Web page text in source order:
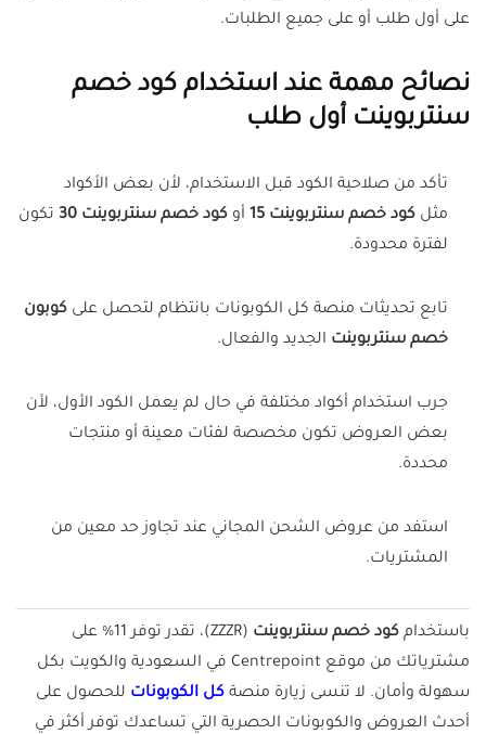
على أول طلب أو على جميع الطلبات.
نصائح مهمة عند استخدام كود خصم
سنتربوينت أول طلب
تأكد من صلاحية الكود قبل الاستخدام، لأن بعض الأكواد
مثل كود خصم سنتربوينت 15 أو كود خصم سنتربوينت 30
تكون
لفترة محدودة.
تابع تحديثات منصة كل الكوبونات بانتظام لتحصل على كوبون
خصم سنتربوينت الجديد والفعال.
جرب استخدام أكواد مختلفة في حال لم يعمل الكود الأول، لأن
بعض العروض تكون مخصصة لفئات معينة أو منتجات
محددة.
استفد من عروض الشحن المجاني عند تجاوز حد معين من
المشتريات.
باستخدام كود خصم سنتربوينت
(ZZZR)، تقدر توفر 11% على
مشترياتك من موقع Centrepoint في السعودية والكويت بكل
سهولة وأمان. لا تنسى زيارة منصة كل الكوبونات للحصول على
أحدث العروض والكوبونات الحصرية التي تساعدك توفر أكثر في